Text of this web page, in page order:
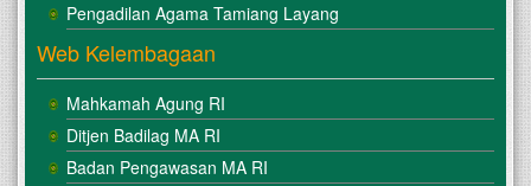
Pengadilan Agama Tamiang Layang
Web Kelembagaan
Mahkamah Agung RI
Ditjen Badilag MA RI
Badan Pengawasan MA RI